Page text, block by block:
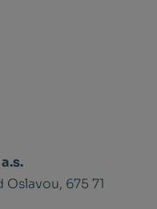
Oslavou, 675 71